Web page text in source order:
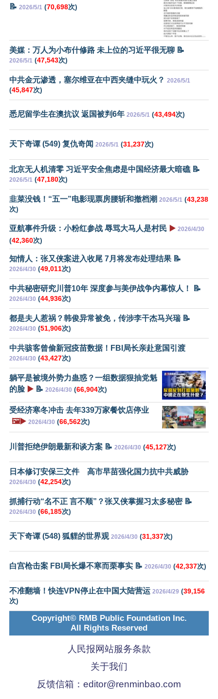
📝 2026/5/1 (70,698次)
美媒：万人为小布什修路 未上位的习近平很无聊 📝
2026/5/1 (47,543次)
中共金元渗透，塞尔维亚在中西夹缝中玩火？ 2026/5/1
(45,847次)
悉尼留学生在澳抗议 返国被判6年 2026/5/1 (43,494次)
天下奇谭 (549) 复仇奇闻 2026/5/1 (31,237次)
北京无人机清零 习近平安全焦虑是中国经济最大暗礁 📝
2026/5/1 (47,180次)
韭菜没钱！“五一”电影现票房腰斩和撤档潮 2026/5/1 (43,238
次)
亚航事件升级：小粉红参战 辱骂大马人是村民 ▶️ 2026/4/30
(42,360次)
知情人：张又侠案进入收尾 7月将发布处理结果 📝
2026/4/30 (49,011次)
中共秘密研究川普10年 深度参与美伊战争内幕惊人！ 📝
2026/4/30 (44,936次)
都是夫人惹祸？韩俊异常被免，传涉李干杰马兴瑞 📝
2026/4/30 (51,906次)
中共骇客曾偷新冠疫苗数据！FBI局长亲赴意国引渡
2026/4/30 (43,427次)
躺平是被境外势力蛊惑？一组数据狠抽党魁
的脸 ▶️ 📝 2026/4/30 (66,904次)
受经济寒冬冲击 去年339万家餐饮店停业
🖼️▶️ 2026/4/30 (66,562次)
川普拒绝伊朗最新和谈方案 📝 2026/4/30 (45,127次)
日本修订安保三文件 高市早苗强化国力抗中共威胁
2026/4/30 (42,254次)
抓捕行动“名不正 言不顺”？张又侠掌握习太多秘密 📝
2026/4/30 (66,185次)
天下奇谭 (548) 狐貍的世界观 2026/4/30 (31,337次)
白宫枪击案 FBI局长爆不寒而栗事实 📝 2026/4/30 (42,337次)
不准翻墙！快连VPN停止在中国大陆营运 2026/4/29 (39,156
次)
Copyright© RMB Public Foundation Inc.
All Rights Reserved
人民报网站服务条款
关于我们
反馈信箱： editor@renminbao.com